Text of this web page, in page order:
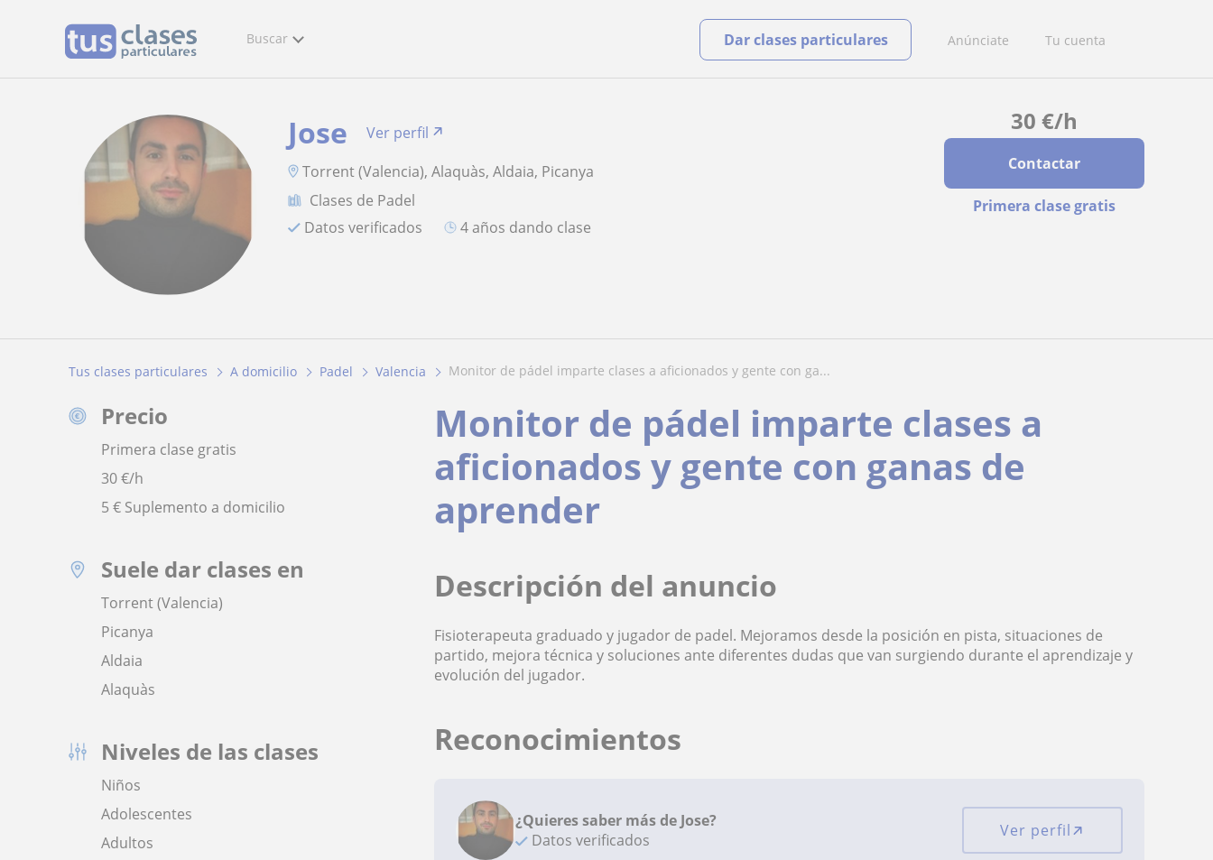
Buscar Anúnciate Tu cuenta
Dar clases particulares
30 €/h
Contactar
Primera clase gratis
Jose
Ver perfil
Torrent (Valencia), Alaquàs, Aldaia, Picanya
Clases de Padel
Datos verificados
4 años dando clase
Tus clases particulares A domicilio Padel Valencia monitor de pádel imparte clases a aficionados y gente con ga...
Precio
Primera clase gratis
30€/h
5 € Suplemento a domicilio
Suele dar clases en
Torrent (Valencia)
Picanya
Aldaia
Alaquàs
Niveles de las clases
Niños
Adolescentes
Adultos
Monitor de pádel imparte clases a
aficionados y gente con ganas de
aprender
Descripción del anuncio
Fisioterapeuta graduado y jugador de padel. Mejoramos desde la posición en pista, situaciones de
partido, mejora técnica y soluciones ante diferentes dudas que van surgiendo durante el aprendizaje y
evolución del jugador.
Reconocimientos
¿Quieres saber más de Jose?
Datos verificados
Ver perfil